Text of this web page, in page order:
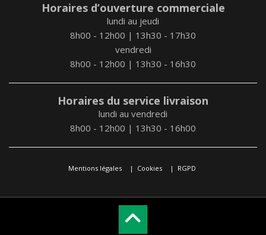
Horaires d’ouverture commerciale
lundi au jeudi
8h00 - 12h00 | 13h30 - 17h30
vendredi
8h00 - 12h00 | 13h30 - 16h30
Horaires du service livraison
lundi au vendredi
8h00 - 12h00 | 13h30 - 16h00
Mentions légales Cookies RGPD